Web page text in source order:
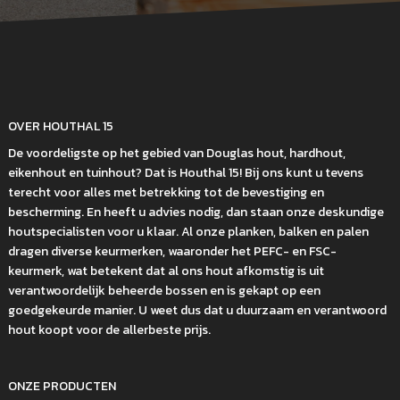
OVER HOUTHAL 15
De voordeligste op het gebied van Douglas hout, hardhout,
eikenhout en tuinhout? Dat is Houthal 15! Bij ons kunt u tevens
terecht voor alles met betrekking tot de bevestiging en
bescherming. En heeft u advies nodig, dan staan onze deskundige
houtspecialisten voor u klaar. Al onze planken, balken en palen
dragen diverse keurmerken, waaronder het PEFC- en FSC-
keurmerk, wat betekent dat al ons hout afkomstig is uit
verantwoordelijk beheerde bossen en is gekapt op een
goedgekeurde manier. U weet dus dat u duurzaam en verantwoord
hout koopt voor de allerbeste prijs.
ONZE PRODUCTEN